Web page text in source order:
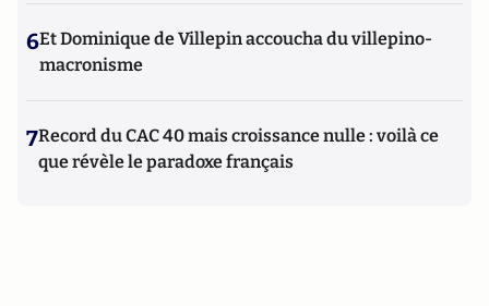
6Et Dominique de Villepin accoucha du villepino-
macronisme
7Record du CAC 40 mais croissance nulle : voilà ce
que révèle le paradoxe français